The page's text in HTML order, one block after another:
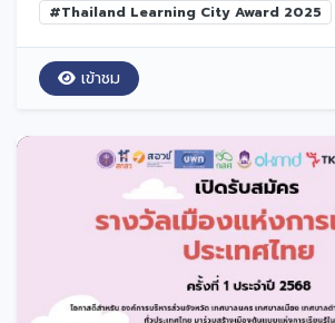
#Thailand Learning City Award 2025
เข้าชม